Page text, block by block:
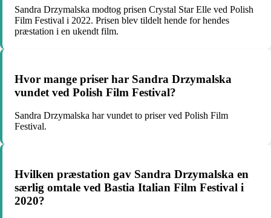
Sandra Drzymalska modtog prisen Crystal Star Elle ved Polish
Film Festival i 2022. Prisen blev tildelt hende for hendes
præstation i en ukendt film.
Hvor mange priser har Sandra Drzymalska
vundet ved Polish Film Festival?
Sandra Drzymalska har vundet to priser ved Polish Film
Festival.
Hvilken præstation gav Sandra Drzymalska en
særlig omtale ved Bastia Italian Film Festival i
2020?